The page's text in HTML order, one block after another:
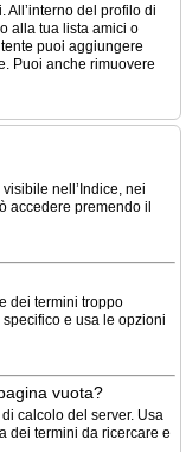
All’interno del profilo di
alla tua lista amici o
puoi aggiungere
Puoi anche rimuovere
nell’Indice, nei
accedere premendo il
dei termini troppo
e usa le opzioni
vuota?
calcolo del server. Usa
dei termini da ricercare e